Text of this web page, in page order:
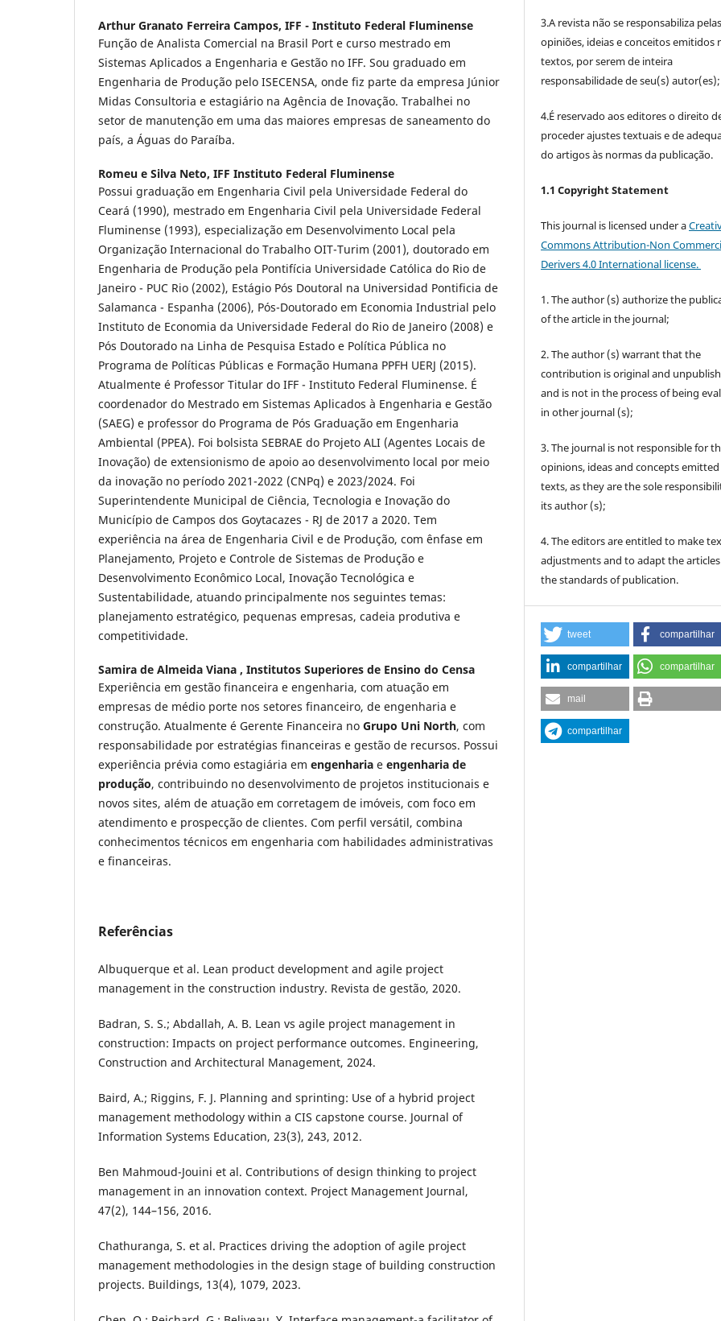
Arthur Granato Ferreira Campos, IFF - Instituto Federal Fluminense
Função de Analista Comercial na Brasil Port e curso mestrado em
Sistemas Aplicados a Engenharia e Gestão no IFF. Sou graduado em
Engenharia de Produção pelo ISECENSA, onde fiz parte da empresa Júnior
Midas Consultoria e estagiário na Agência de Inovação. Trabalhei no
setor de manutenção em uma das maiores empresas de saneamento do
país, a Águas do Paraíba.
Romeu e Silva Neto, IFF Instituto Federal Fluminense
Possui graduação em Engenharia Civil pela Universidade Federal do
Ceará (1990), mestrado em Engenharia Civil pela Universidade Federal
Fluminense (1993), especialização em Desenvolvimento Local pela
Organização Internacional do Trabalho OIT-Turim (2001), doutorado em
Engenharia de Produção pela Pontifícia Universidade Católica do Rio de
Janeiro - PUC Rio (2002), Estágio Pós Doutoral na Universidad Pontificia de
Salamanca - Espanha (2006), Pós-Doutorado em Economia Industrial pelo
Instituto de Economia da Universidade Federal do Rio de Janeiro (2008) e
Pós Doutorado na Linha de Pesquisa Estado e Política Pública no
Programa de Políticas Públicas e Formação Humana PPFH UERJ (2015).
Atualmente é Professor Titular do IFF - Instituto Federal Fluminense. É
coordenador do Mestrado em Sistemas Aplicados à Engenharia e Gestão
(SAEG) e professor do Programa de Pós Graduação em Engenharia
Ambiental (PPEA). Foi bolsista SEBRAE do Projeto ALI (Agentes Locais de
Inovação) de extensionismo de apoio ao desenvolvimento local por meio
da inovação no período 2021-2022 (CNPq) e 2023/2024. Foi
Superintendente Municipal de Ciência, Tecnologia e Inovação do
Município de Campos dos Goytacazes - RJ de 2017 a 2020. Tem
experiência na área de Engenharia Civil e de Produção, com ênfase em
Planejamento, Projeto e Controle de Sistemas de Produção e
Desenvolvimento Econômico Local, Inovação Tecnológica e
Sustentabilidade, atuando principalmente nos seguintes temas:
planejamento estratégico, pequenas empresas, cadeia produtiva e
competitividade.
Samira de Almeida Viana , Institutos Superiores de Ensino do Censa
Experiência em gestão financeira e engenharia, com atuação em
empresas de médio porte nos setores financeiro, de engenharia e
construção. Atualmente é Gerente Financeira no Grupo Uni North, com
responsabilidade por estratégias financeiras e gestão de recursos. Possui
experiência prévia como estagiária em engenharia e engenharia de
produção, contribuindo no desenvolvimento de projetos institucionais e
novos sites, além de atuação em corretagem de imóveis, com foco em
atendimento e prospecção de clientes. Com perfil versátil, combina
conhecimentos técnicos em engenharia com habilidades administrativas
e financeiras.
Referências
Albuquerque et al. Lean product development and agile project
management in the construction industry. Revista de gestão, 2020.
Badran, S. S.; Abdallah, A. B. Lean vs agile project management in
construction: Impacts on project performance outcomes. Engineering,
Construction and Architectural Management, 2024.
Baird, A.; Riggins, F. J. Planning and sprinting: Use of a hybrid project
management methodology within a CIS capstone course. Journal of
Information Systems Education, 23(3), 243, 2012.
Ben Mahmoud-Jouini et al. Contributions of design thinking to project
management in an innovation context. Project Management Journal,
47(2), 144–156, 2016.
Chathuranga, S. et al. Practices driving the adoption of agile project
management methodologies in the design stage of building construction
projects. Buildings, 13(4), 1079, 2023.
3.A revista não se responsabiliza pelas
opiniões, ideias e conceitos emitidos
textos, por serem de inteira
responsabilidade de seu(s) autor(es);
4.É reservado aos editores o direito
proceder ajustes textuais e de
do artigos às normas da publicação.
1.1 Copyright Statement
This journal is licensed under a
Commons Attribution-Non
Derivers 4.0 International license.
1. The author (s) authorize the
of the article in the journal;
2. The author (s) warrant that the
contribution is original and
and is not in the process of being
in other journal (s);
3. The journal is not responsible for
opinions, ideas and concepts
texts, as they are the sole
its author (s);
4. The editors are entitled to make
adjustments and to adapt the
the standards of publication.
tweet compartilhar
compartilhar compartilhar
mail
compartilhar